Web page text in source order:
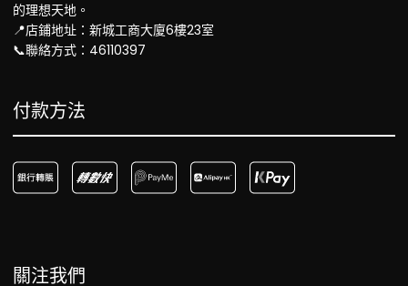
的理想天地。
📍店鋪地址：新城工商大廈6樓23室
📞聯絡方式：46110397
付款方法
關注我們